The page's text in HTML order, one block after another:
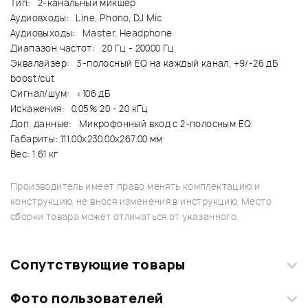
Тип: 2-канальный микшер
Аудиовходы: Line, Phono, DJ Mic
Аудиовыходы: Master, Headphone
Диапазон частот: 20 Гц - 20000 Гц
Эквалайзер: 3-полосный EQ на каждый канал, +9/-26 дБ
boost/cut
Сигнал/шум: <106 дБ
Искажения: 0.05% 20 - 20 кГц
Доп. данные: Микрофонный вход с 2-полосным EQ
Габариты: 111.00x230.00x267.00 мм
Вес: 1.61 кг
Производитель имеет право менять комплектацию и
конструкцию, не внося изменения в инструкцию. Место
сборки товара может отличаться от указанного.
Сопутствующие товары
Фото пользователей